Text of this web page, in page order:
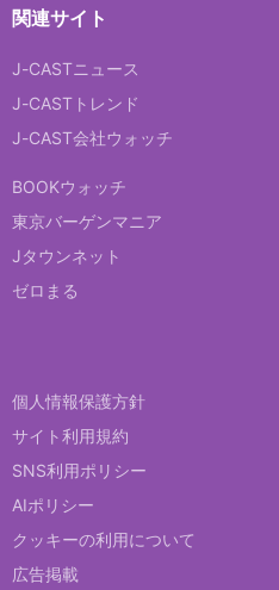
関連サイト
J-CASTニュース
J-CASTトレンド
J-CAST会社ウォッチ
BOOKウォッチ
東京バーゲンマニア
Jタウンネット
ゼロまる
個人情報保護方針
サイト利用規約
SNS利用ポリシー
AIポリシー
クッキーの利用について
広告掲載